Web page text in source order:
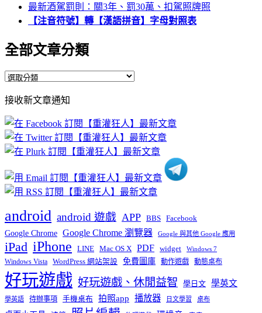
最新酒駕罰則：關3年、罰30萬、扣駕照牌照
【注音符號】轉【漢語拼音】字母對照表
全部文章分類
全
文
章
分
類
接收新文章通知
android android 遊戲 APP BBS Facebook
Google Chrome Google Chrome 瀏覽器 Google 與其他 Google 應用
iPad iPhone LINE Mac OS X PDF widget Windows 7
Windows Vista WordPress 網站架設 免費圖庫 動作遊戲 動態桌布
好玩遊戲 好玩遊戲、休閒益智 學日文 學英文
學英語 待辦事項 手機桌布 拍照app 播放器 日文學習 桌布